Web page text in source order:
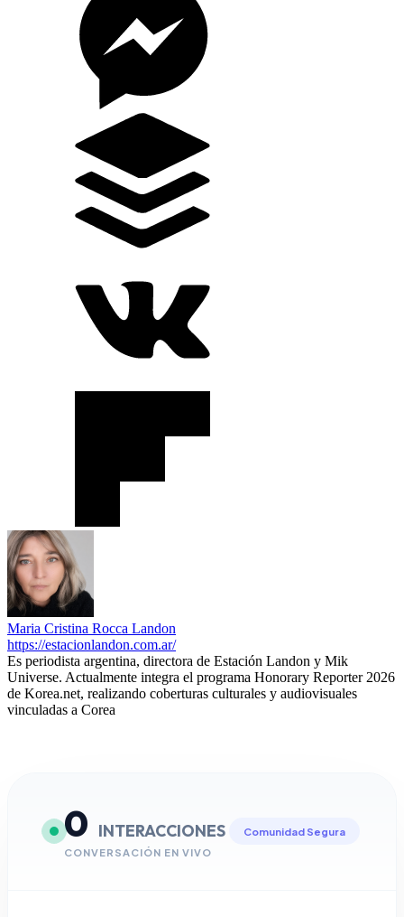
Maria Cristina Rocca Landon
https://estacionlandon.com.ar/
Es periodista argentina, directora de Estación Landon y Mik
Universe. Actualmente integra el programa Honorary Reporter 2026
de Korea.net, realizando coberturas culturales y audiovisuales
vinculadas a Corea
0 INTERACCIONES
CONVERSACIÓN EN VIVO
Comunidad Segura